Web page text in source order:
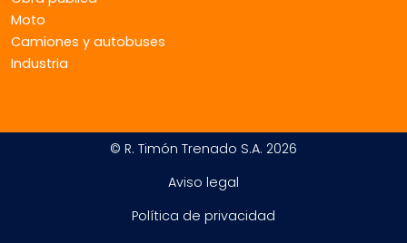
Moto
Camiones y autobuses
Industria
© R. Timón Trenado S.A. 2026
Aviso legal
Política de privacidad